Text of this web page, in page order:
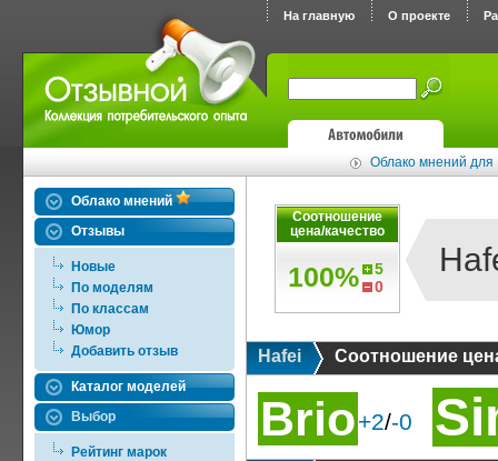
На главную О проекте
Облако мнений для
Облако мнений
Отзывы
Новые
По моделям
По классам
Юмор
Добавить отзыв
Каталог моделей
Выбор
Рейтинг марок
Соотношение
цена/качество
100%
5
0
Hafei Соотношение
Brio+2/-0